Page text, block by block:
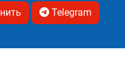
Telegram